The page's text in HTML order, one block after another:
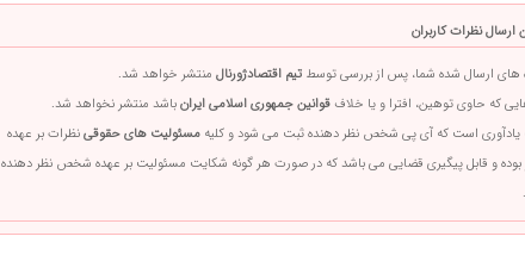
ارسال نظرات کاربران
های ارسال شده شما، پس از بررسی توسط تیم اقتصادژورنال منتشر خواهد شد.
که حاوی توهین، افترا و یا خلاف قوانین جمهوری اسلامی ایرانباشد منتشر نخواهد شد.
یادآوری است که آی پی شخص نظر دهنده ثبت می شود و کلیه مسئولیت های حقوقینظرات بر عهده
و قابل پیگیری قضایی می باشد که در صورت هر گونه شکایت مسئولیت بر عهده شخص نظر دهنده